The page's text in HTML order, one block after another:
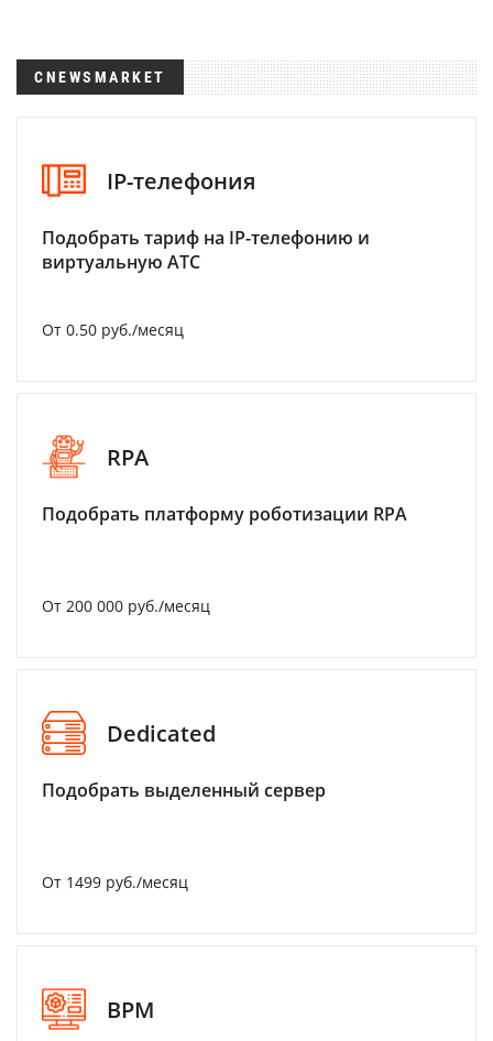
CNEWSMARKET
IP-телефония
Подобрать тариф на IP-телефонию и
виртуальную АТС
От 0.50 руб./месяц
RPA
Подобрать платформу роботизации RPA
От 200 000 руб./месяц
Dedicated
Подобрать выделенный сервер
От 1499 руб./месяц
BPM